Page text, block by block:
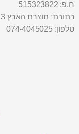
ח.פ: 515323822
כתובת: תוצרת הארץ 3, פתח תקווה, ישראל
טלפון: 074-4045025